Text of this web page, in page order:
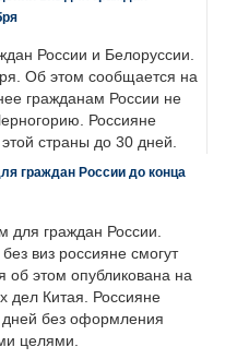
России и Белоруссии.
Об этом сообщается на
гражданам России не
Россияне
страны до 30 дней.
граждан России до конца
для граждан России.
виз россияне смогут
этом опубликована на
дел Китая. Россияне
дней без оформления
целями.